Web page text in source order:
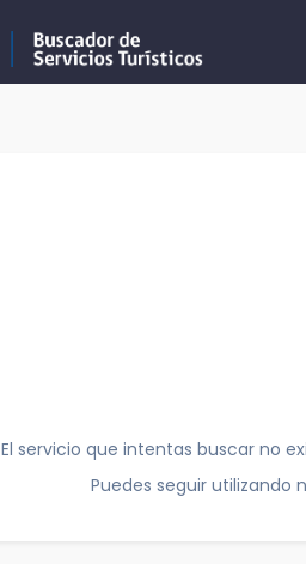
El servicio que intentas buscar no
Puedes seguir utilizando